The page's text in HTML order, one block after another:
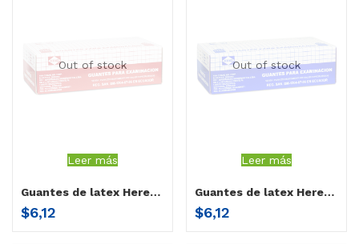
Out of stock
Leer más
Guantes de latex Herenco Pequeño
$6,12
Out of stock
Leer más
Guantes de latex Herenco Mediano
$6,12